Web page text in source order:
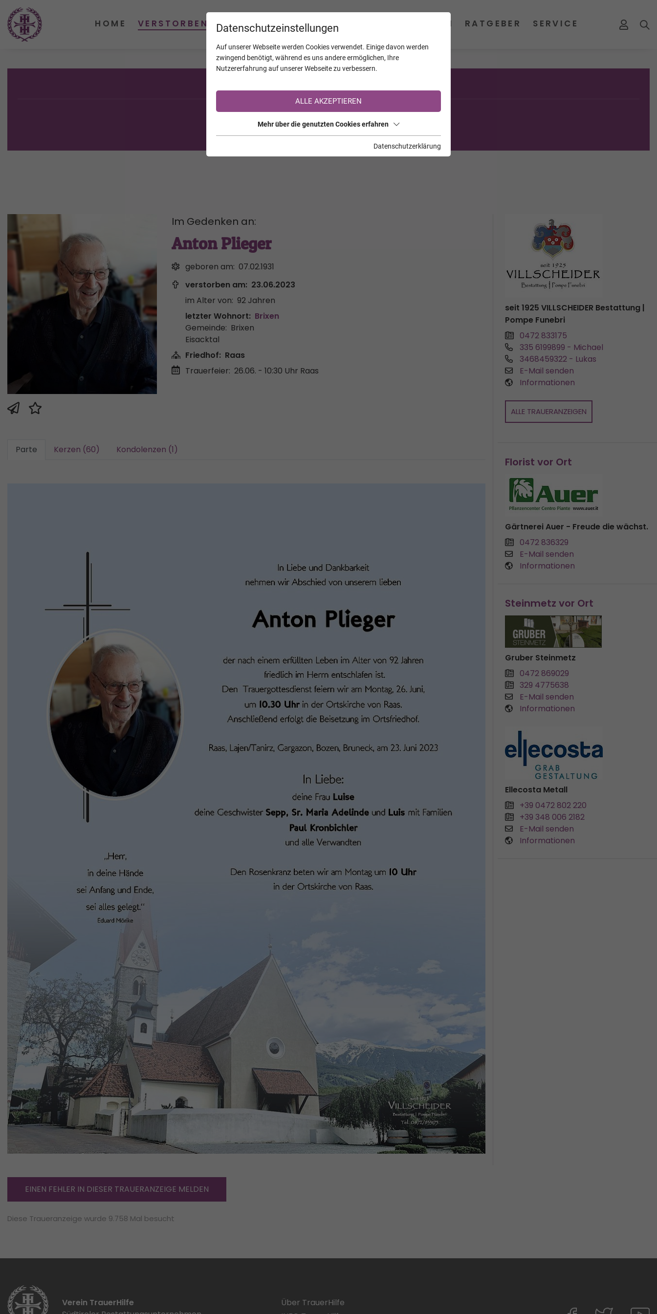
Sie sind noch nicht auf TrauerHilfe.it registriert?
>> zur kostenlosen Registrierung <<
Im Gedenken an:
Anton Plieger
geboren am: 07.02.1931
verstorben am: 23.06.2023
im Alter von: 92 Jahren
letzter Wohnort: Brixen
Gemeinde: Brixen
Eisacktal
Friedhof: Raas
Trauerfeier: 26.06. - 10:30 Uhr Raas
Parte Kerzen (60) Kondolenzen (1)
seit 1925 VILLSCHEIDER Bestattung |
Pompe Funebri
0472 833175
335 6199899 - Michael
3468459322 - Lukas
E-Mail senden
Informationen
ALLE TRAUERANZEIGEN
Florist vor Ort
Gärtnerei Auer - Freude die wächst.
0472 836329
E-Mail senden
Informationen
Steinmetz vor Ort
Gruber Steinmetz
0472 869029
329 4775638
E-Mail senden
Informationen
Ellecosta Metall
+39 0472 802 220
+39 348 006 2182
E-Mail senden
Informationen
EINEN FEHLER IN DIESER TRAUERANZEIGE MELDEN
Diese Traueranzeige wurde 9.758 Mal besucht
Verein TrauerHilfe
Über TrauerHilfe
Datenschutzeinstellungen
Auf unserer Webseite werden Cookies verwendet. Einige davon werden
zwingend benötigt, während es uns andere ermöglichen, Ihre
Nutzererfahrung auf unserer Webseite zu verbessern.
ALLE AKZEPTIEREN
Mehr über die genutzten Cookies erfahren
Datenschutzerklärung
HOME VERSTORBENE KALENDER JAHRESTAGE UNTERNEHMEN RATGEBER SERVICE